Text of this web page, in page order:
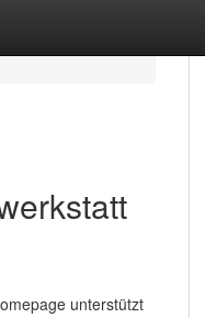
unterstützt